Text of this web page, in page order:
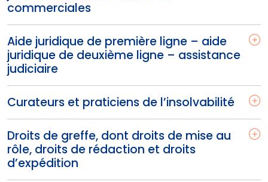
commerciales
Aide juridique de première ligne – aide
juridique de deuxième ligne – assistance
judiciaire
Curateurs et praticiens de l’insolvabilité
Droits de greffe, dont droits de mise au
rôle, droits de rédaction et droits
d’expédition